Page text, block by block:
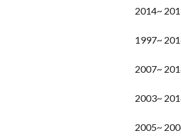
2014~
1997~
2007~
2003~
2005~